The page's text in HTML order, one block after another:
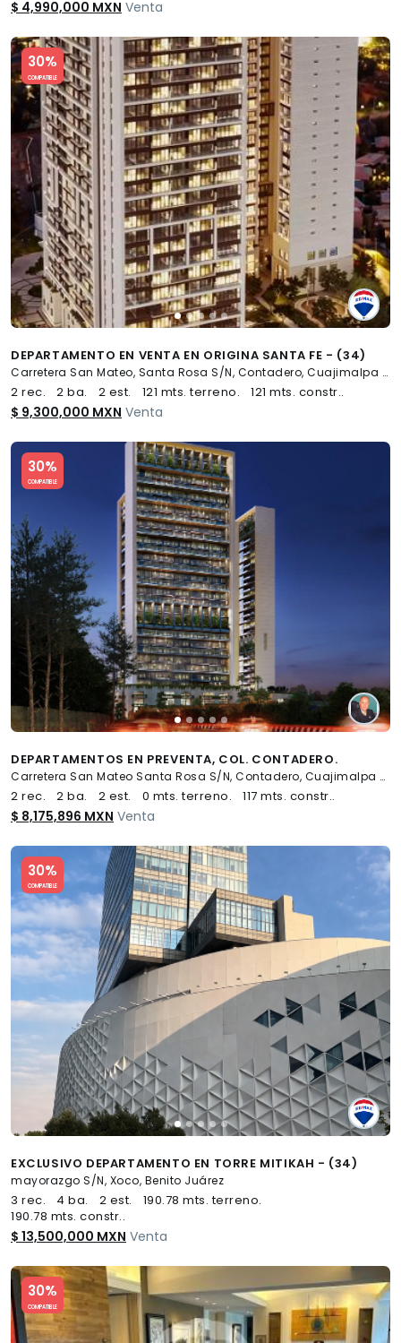
$ 4,990,000 MXN Venta
30%
COMPATIBLE
Slide 1 of 5
DEPARTAMENTO EN VENTA EN ORIGINA SANTA FE - (34)
Carretera San Mateo, Santa Rosa S/N, Contadero, Cuajimalpa de Morelos
2 rec. 2 ba. 2 est. 121 mts. terreno. 121 mts. constr..
$ 9,300,000 MXN Venta
30%
COMPATIBLE
Slide 1 of 5
DEPARTAMENTOS EN PREVENTA, COL. CONTADERO.
Carretera San Mateo Santa Rosa S/N, Contadero, Cuajimalpa de Morelos
2 rec. 2 ba. 2 est. 0 mts. terreno. 117 mts. constr..
$ 8,175,896 MXN Venta
30%
COMPATIBLE
Slide 1 of 5
EXCLUSIVO DEPARTAMENTO EN TORRE MITIKAH - (34)
mayorazgo S/N, Xoco, Benito Juárez
3 rec. 4 ba. 2 est.
190.78 mts. terreno.
190.78 mts. constr..
$ 13,500,000 MXN Venta
30%
COMPATIBLE
Slide 1 of 5